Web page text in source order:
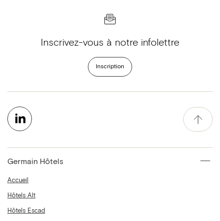
Inscrivez-vous à notre infolettre
Inscription
Germain Hôtels
Accueil
Hôtels Alt
Hôtels Escad